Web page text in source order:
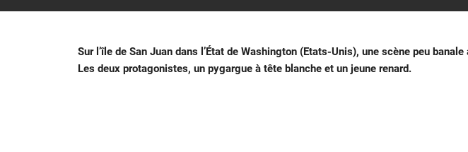
Sur l’île de San Juan dans l’État de Washington (Etats-Unis), une scène peu
Les deux protagonistes, un pygargue à tête blanche et un jeune renard.